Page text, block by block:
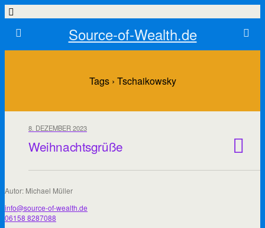
Source-of-Wealth.de
Tags › Tschaikowsky
8. DEZEMBER 2023
Weihnachtsgrüße
Autor: Michael Müller
info@source-of-wealth.de
06158 8287088